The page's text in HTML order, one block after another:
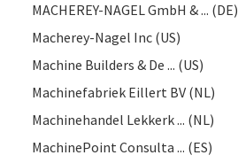
MACHEREY-NAGEL GmbH & ... (DE)
Macherey-Nagel Inc (US)
Machine Builders & De ... (US)
Machinefabriek Eillert BV (NL)
Machinehandel Lekkerk ... (NL)
MachinePoint Consulta ... (ES)